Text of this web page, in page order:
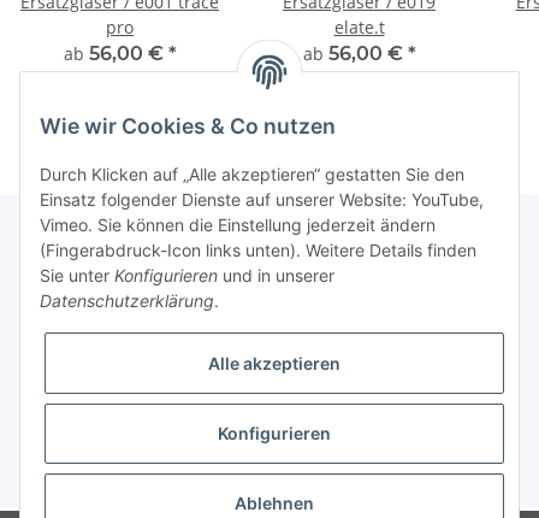
pro
ab 56,00 € *
elate.t
ab 56,00 € *
Fuss
News: Monate mit Beiträgen
* Alle Preise inkl. gesetzlicher USt.
Wie wir Cookies & Co nutzen
Durch Klicken auf „Alle akzeptieren“ gestatten Sie den
Einsatz folgender Dienste auf unserer Website: YouTube,
Vimeo. Sie können die Einstellung jederzeit ändern
(Fingerabdruck-Icon links unten). Weitere Details finden
Sie unter Konfigurieren und in unserer
Datenschutzerklärung.
Alle akzeptieren
Konfigurieren
Ablehnen